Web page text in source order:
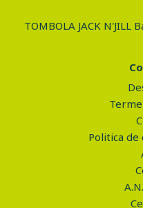
TOMBOLA JACK
Politica